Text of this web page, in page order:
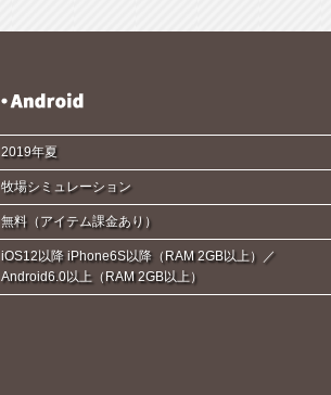
2019年夏
牧場シミュレーション
無料（アイテム課金あり）
iOS12以降 iPhone6S以降（RAM 2GB以上）／
Android6.0以上（RAM 2GB以上）